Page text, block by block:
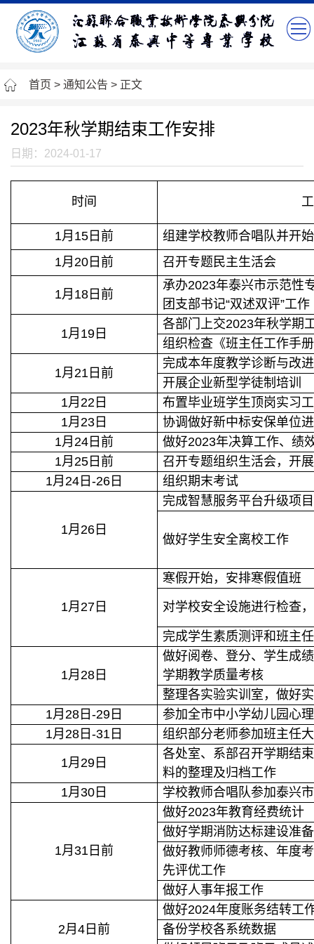
首页 > 通知公告 > 正文
2023年秋学期结束工作安排
日期：2024-01-17
时间
1月15日前
组建学校教师合唱队并开
1月20日前
召开专题民主生活会
1月18日前
承办2023年泰兴市示范性
团支部书记“双述双评”工作
1月19日
各部门上交2023年秋学期
组织检查《班主任工作手
1月21日前
完成本年度教学诊断与改
开展企业新型学徒制培训
1月22日
布置毕业班学生顶岗实习
1月23日
协调做好新中标安保单位
1月24日前
做好2023年决算工作、绩
1月25日前
召开专题组织生活会，开
1月24日-26日
组织期末考试
1月26日
完成智慧服务平台升级项目
做好学生安全离校工作
1月27日
寒假开始，安排寒假值班
对学校安全设施进行检查
完成学生素质测评和班主
1月28日
做好阅卷、登分、学生成
学期教学质量考核
整理各实验实训室，做好
1月28日-29日
参加全市中小学幼儿园心
1月28日-31日
组织部分老师参加班主任
1月29日
各处室、系部召开学期结
料的整理及归档工作
1月30日
学校教师合唱队参加泰兴
1月31日前
做好2023年教育经费统计
做好学期消防达标建设准
做好教师师德考核、年度
先评优工作
做好人事年报工作
2月4日前
做好2024年度账务结转工
备份学校各系统数据